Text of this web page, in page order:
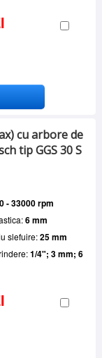
cu arbore de
tip GGS 30 S
- 33000 rpm
6 mm
slefuire:25 mm
1/4"; 3 mm; 6